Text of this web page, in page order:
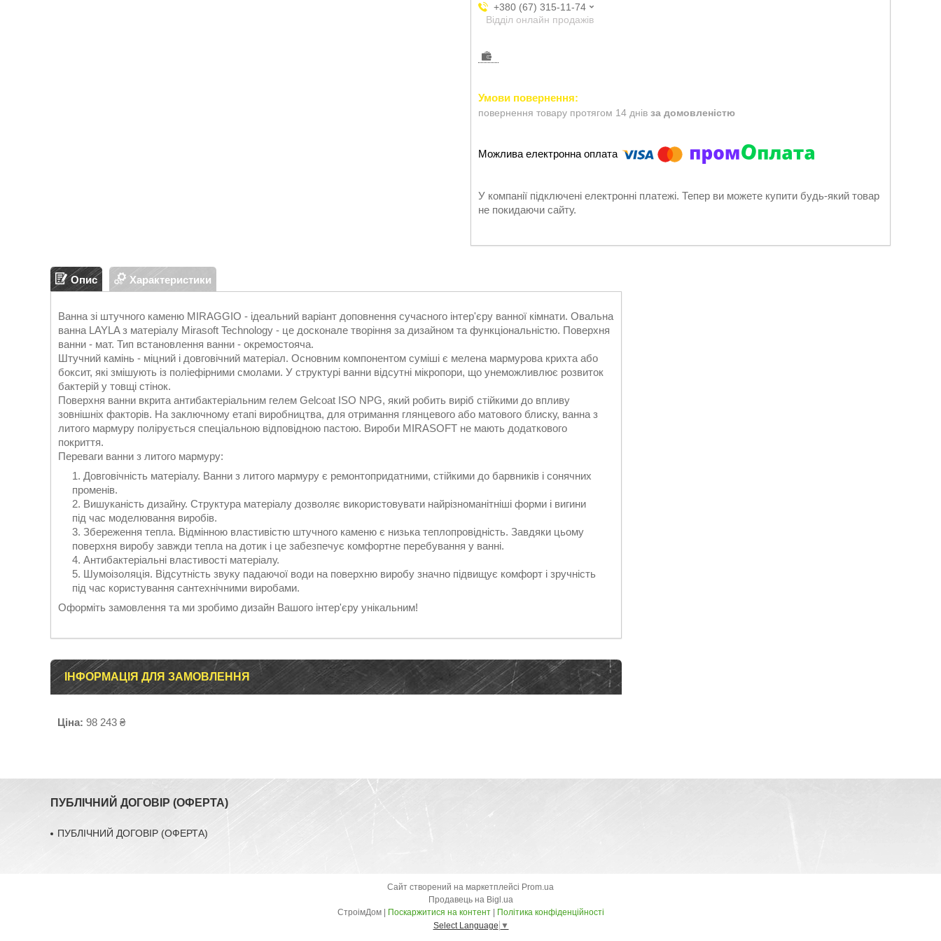
+380 (67) 315-11-74
Відділ онлайн продажів
повернення товару протягом 14 днів за домовленістю
У компанії підключені електронні платежі. Тепер ви можете купити будь-який товар
не покидаючи сайту.
Опис Характеристики
Ванна зі штучного каменю MIRAGGIO - ідеальний варіант доповнення сучасного інтер'єру ванної кімнати. Овальна
ванна LAYLA з матеріалу Mirasoft Technology - це досконале творіння за дизайном та функціональністю. Поверхня
ванни - мат. Тип встановлення ванни - окремостояча.
Штучний камінь - міцний і довговічний матеріал. Основним компонентом суміші є мелена мармурова крихта або
боксит, які змішують із поліефірними смолами. У структурі ванни відсутні мікропори, що унеможливлює розвиток
бактерій у товщі стінок.
Поверхня ванни вкрита антибактеріальним гелем Gelcoat ISO NPG, який робить виріб стійкими до впливу
зовнішніх факторів. На заключному етапі виробництва, для отримання глянцевого або матового блиску, ванна з
литого мармуру полірується спеціальною відповідною пастою. Вироби MIRASOFT не мають додаткового
покриття.
Переваги ванни з литого мармуру:
Довговічність матеріалу. Ванни з литого мармуру є ремонтопридатними, стійкими до барвників і сонячних
променів.
Вишуканість дизайну. Структура матеріалу дозволяє використовувати найрізноманітніші форми і вигини
під час моделювання виробів.
Збереження тепла. Відмінною властивістю штучного каменю є низька теплопровідність. Завдяки цьому
поверхня виробу завжди тепла на дотик і це забезпечує комфортне перебування у ванні.
Антибактеріальні властивості матеріалу.
Шумоізоляція. Відсутність звуку падаючої води на поверхню виробу значно підвищує комфорт і зручність
під час користування сантехнічними виробами.
Оформіть замовлення та ми зробимо дизайн Вашого інтер'єру унікальним!
ІНФОРМАЦІЯ ДЛЯ ЗАМОВЛЕННЯ
Ціна: 98 243 ₴
ПУБЛІЧНИЙ ДОГОВІР (ОФЕРТА)
ПУБЛІЧНИЙ ДОГОВІР (ОФЕРТА)
Сайт створений на маркетплейсі Prom.ua
Продавець на Bigl.ua
Поскаржитися на контент
Політика конфіденційності
Select Language ▼